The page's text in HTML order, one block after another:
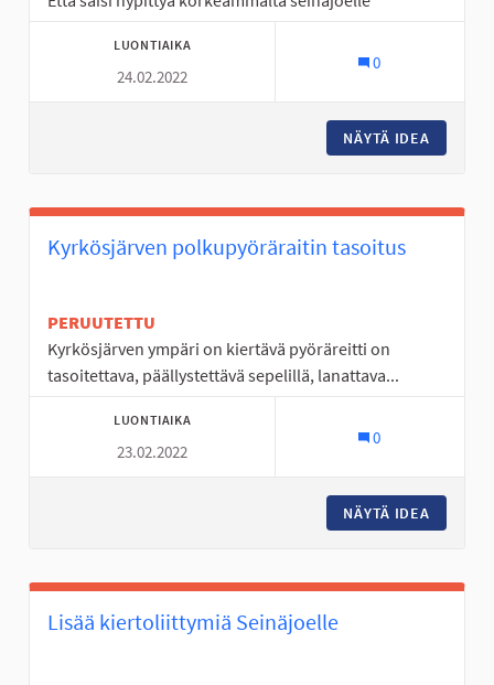
LUONTIAIKA
24.02.2022
0
NÄYTÄ IDEA
Kyrkösjärven polkupyöräraitin tasoitus
PERUUTETTU
Kyrkösjärven ympäri on kiertävä pyöräreitti on
tasoitettava, päällystettävä sepelillä, lanattava...
LUONTIAIKA
23.02.2022
0
NÄYTÄ IDEA
Lisää kiertoliittymiä Seinäjoelle